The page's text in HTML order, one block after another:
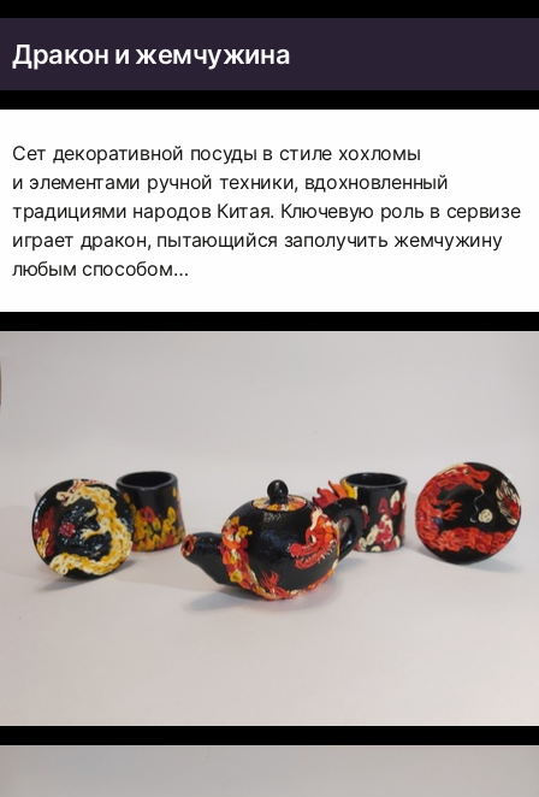
Дракон и жемчужина
Сет декоративной посуды в стиле хохломы
и элементами ручной техники, вдохновленный
традициями народов Китая. Ключевую роль в сервизе
играет дракон, пытающийся заполучить жемчужину
любым способом…